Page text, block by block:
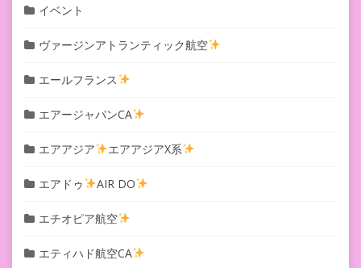
イベント
ヴァージンアトランティック航空
エールフランス
エアージャパンCA
エアアジア エアアジアX系
エアドゥ AIR DO
エチオピア航空
エティハド航空CA